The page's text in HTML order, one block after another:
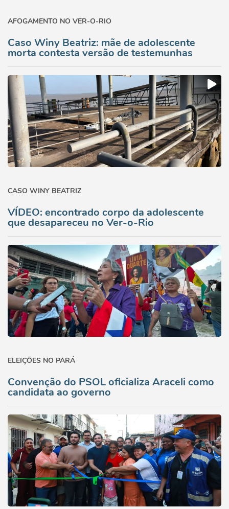
AFOGAMENTO NO VER-O-RIO
Caso Winy Beatriz: mãe de adolescente
morta contesta versão de testemunhas
CASO WINY BEATRIZ
VÍDEO: encontrado corpo da adolescente
que desapareceu no Ver-o-Rio
ELEIÇÕES NO PARÁ
Convenção do PSOL oficializa Araceli como
candidata ao governo